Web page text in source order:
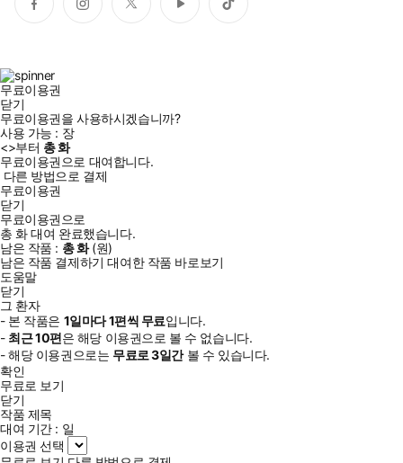
페
이
인
스
트
위
유
튜
틱
톡
무료이용권
닫기
무료이용권을 사용하시겠습니까?
사용 가능 : 장
<>부터 총화
무료이용권으로 대여합니다.
다른 방법으로 결제
무료이용권
닫기
무료이용권으로
총화대여 완료했습니다.
남은 작품 : 총화(원)
남은 작품 결제하기 대여한 작품 바로보기
도움말
닫기
그 환자
- 본 작품은 1일마다1편씩 무료입니다.
- 최근10편은 해당 이용권으로 볼 수 없습니다.
- 해당 이용권으로는 무료로3일간볼 수 있습니다.
확인
무료로 보기
닫기
작품 제목
대여 기간 : 일
이용권 선택